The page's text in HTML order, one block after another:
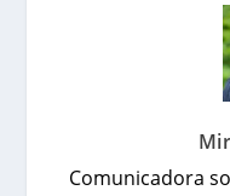
Comunicadora